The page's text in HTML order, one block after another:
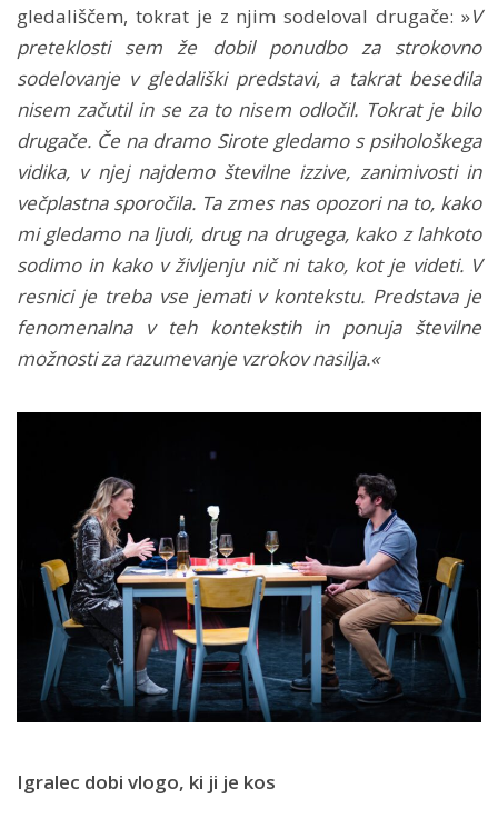
gledališčem, tokrat je z njim sodeloval drugače: »V
preteklosti sem že dobil ponudbo za strokovno
sodelovanje v gledališki predstavi, a takrat besedila
nisem začutil in se za to nisem odločil. Tokrat je bilo
drugače. Če na dramo Sirote gledamo s psihološkega
vidika, v njej najdemo številne izzive, zanimivosti in
večplastna sporočila. Ta zmes nas opozori na to, kako
mi gledamo na ljudi, drug na drugega, kako z lahkoto
sodimo in kako v življenju nič ni tako, kot je videti. V
resnici je treba vse jemati v kontekstu. Predstava je
fenomenalna v teh kontekstih in ponuja številne
možnosti za razumevanje vzrokov nasilja.«
Igralec dobi vlogo, ki ji je kos